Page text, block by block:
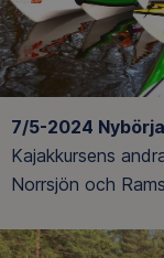
7/5-2024
Kajakkursens
Norrsjön och